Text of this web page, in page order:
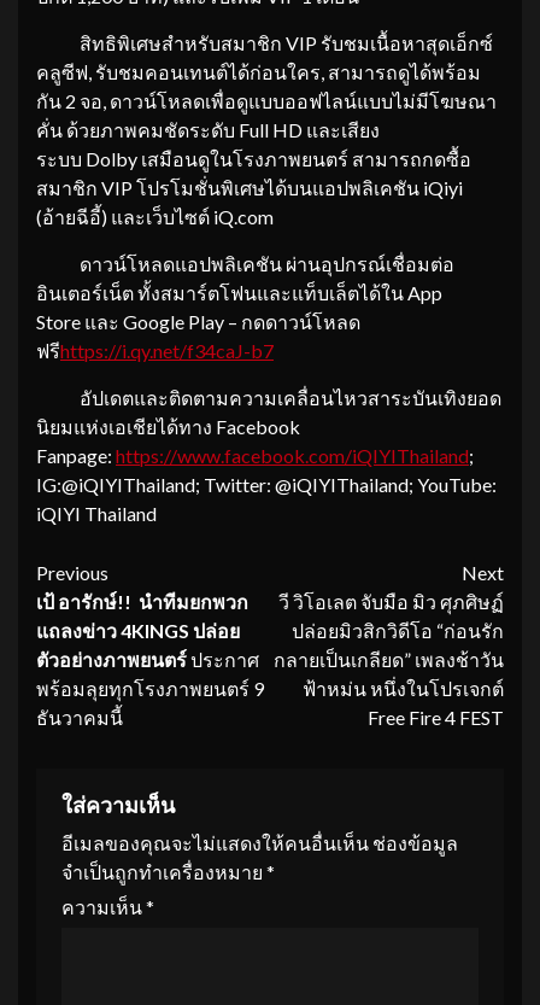
สิทธิพิเศษสำหรับสมาชิก VIP รับชมเนื้อหาสุดเอ็กซ์
คลูซีฟ, รับชมคอนเทนต์ได้ก่อนใคร, สามารถดูได้พร้อม
กัน 2 จอ, ดาวน์โหลดเพื่อดูแบบออฟไลน์แบบไม่มีโฆษณา
คั่น ด้วยภาพคมชัดระดับ Full HD และเสียง
ระบบ Dolby เสมือนดูในโรงภาพยนตร์ สามารถกดซื้อ
สมาชิก VIP โปรโมชั่นพิเศษได้บนแอปพลิเคชัน iQiyi
(อ้ายฉีอี้) และเว็บไซต์ iQ.com
ดาวน์โหลดแอปพลิเคชัน ผ่านอุปกรณ์เชื่อมต่อ
อินเตอร์เน็ต ทั้งสมาร์ตโฟนและแท็บเล็ตได้ใน App
Store และ Google Play – กดดาวน์โหลด
ฟรีhttps://i.qy.net/f34caJ-b7
อัปเดตและติดตามความเคลื่อนไหวสาระบันเทิงยอด
นิยมแห่งเอเชียได้ทาง Facebook
Fanpage: https://www.facebook.com/iQIYIThailand;
IG:@iQIYIThailand; Twitter: @iQIYIThailand; YouTube:
iQIYI Thailand
Continue
Reading
Previous
เป้ อารักษ์!! นำทีมยกพวก
แถลงข่าว4KINGS ปล่อย
ตัวอย่างภาพยนตร์ประกาศ
พร้อมลุยทุกโรงภาพยนตร์ 9
ธันวาคมนี้
Next
วี วิโอเลต จับมือ มิว ศุภศิษฏ์
ปล่อยมิวสิกวิดีโอ “ก่อนรัก
กลายเป็นเกลียด” เพลงช้าวัน
ฟ้าหม่น หนึ่งในโปรเจกต์
Free Fire 4 FEST
ใส่ความเห็น
อีเมลของคุณจะไม่แสดงให้คนอื่นเห็น ช่องข้อมูล
จำเป็นถูกทำเครื่องหมาย *
ความเห็น*